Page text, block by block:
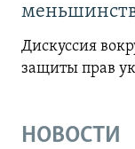
Дискуссия
защиты прав
НОВОСТИ